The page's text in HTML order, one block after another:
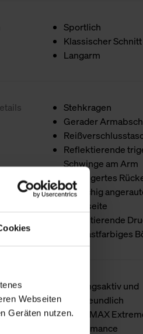
Webseiten
Geräten nutzen.
Sportlich
Klassischer
Langarm
Stehkragen
Gerader
Reflektierende
Schwinge am Arm
Verlängertes
Flauschig
Innenseite
Reflektierende
Kontrastfarbiges
Atmungsaktiv und
hautfreundlich
COOLMAX
Performance